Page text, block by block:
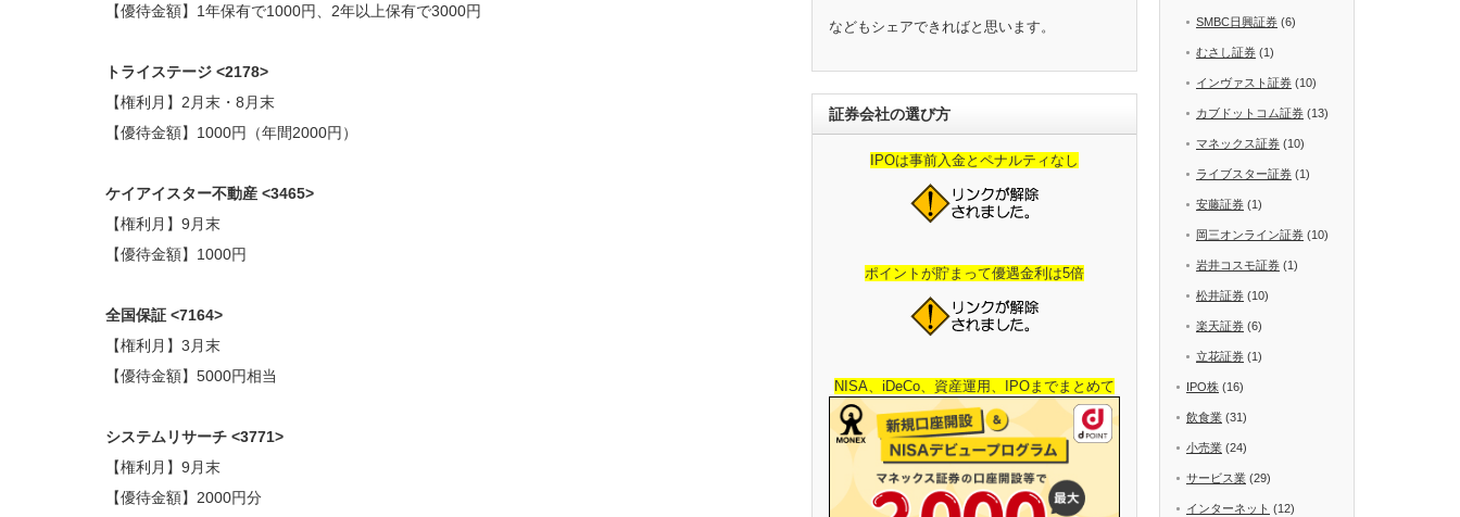
【優待金額】1年保有で1000円、2年以上保有で3000円
トライステージ <2178>
【権利月】2月末・8月末
【優待金額】1000円（年間2000円）
ケイアイスター不動産 <3465>
【権利月】9月末
【優待金額】1000円
全国保証 <7164>
【権利月】3月末
【優待金額】5000円相当
システムリサーチ <3771>
【権利月】9月末
【優待金額】2000円分
などもシェアできればと思います。
証券会社の選び方
IPOは事前入金とペナルティなし
ポイントが貯まって優遇金利は5倍
NISA、iDeCo、資産運用、IPOまでまとめて
SMBC日興証券 (6)
むさし証券 (1)
インヴァスト証券 (10)
カブドットコム証券 (13)
マネックス証券 (10)
ライブスター証券 (1)
安藤証券 (1)
岡三オンライン証券 (10)
岩井コスモ証券 (1)
松井証券 (10)
楽天証券 (6)
立花証券 (1)
IPO株 (16)
飲食業 (31)
小売業 (24)
サービス業 (29)
インターネット (12)